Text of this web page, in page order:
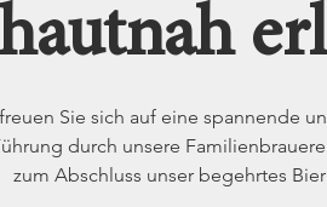
hautnah
freuen Sie sich auf eine spannende
durch unsere
zum Abschluss unser begehrtes